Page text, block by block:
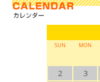
SUN MON
2
3